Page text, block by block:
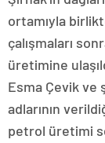
ortamıyla
çalışmaları
üretimine
Esma Çevik ve
adlarının
petrol üretimi